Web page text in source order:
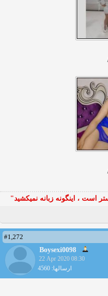
، اينگونه زبانه نميكشيد"
#1,272
Boysexi0098
22 Apr 2020 08:30
ارسالها: 4560